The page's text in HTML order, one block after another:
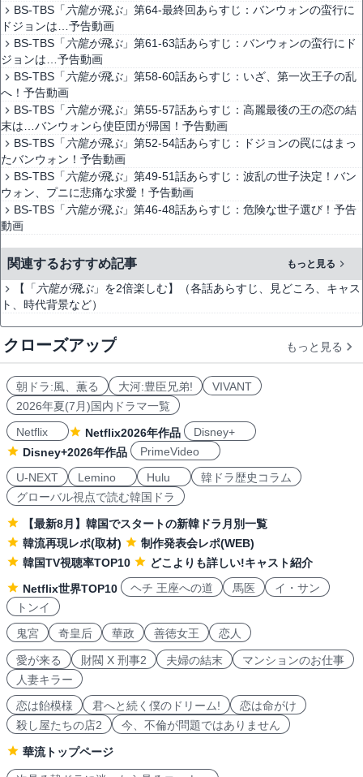
BS-TBS「 六龍が飛ぶ」第64-最終回あらすじ：バンウォンの蛮行に
ドジョンは…予告動画
BS-TBS「 六龍が飛ぶ」第61-63話あらすじ：バンウォンの蛮行にド
ジョンは…予告動画
BS-TBS「 六龍が飛ぶ」第58-60話あらすじ：いざ、第一次王子の乱
へ！予告動画
BS-TBS「 六龍が飛ぶ」第55-57話あらすじ：高麗最後の王の恋の結
末は…バンウォンら使臣団が帰国！予告動画
BS-TBS「 六龍が飛ぶ」第52-54話あらすじ：ドジョンの罠にはまっ
たバンウォン！予告動画
BS-TBS「 六龍が飛ぶ」第49-51話あらすじ：波乱の世子決定！バン
ウォン、プニに悲痛な求愛！予告動画
BS-TBS「 六龍が飛ぶ」第46-48話あらすじ：危険な世子選び！予告
動画
関連するおすすめ記事 もっと見る
【「 六龍が飛ぶ」を2倍楽しむ】（各話あらすじ、見どころ、キャス
ト、時代背景など）
クローズアップ もっと見る
朝ドラ:風、薫る 大河:豊臣兄弟!
VIVANT
2026年夏(7月)国内ドラマ一覧
Netflix
Netflix2026年作品
Disney+
Disney+2026年作品
PrimeVideo
U-NEXT
Lemino Hulu
韓ドラ歴史コラム
グローバル視点で読む韓国ドラ
【最新8月】韓国でスタートの新韓ドラ月別一覧
韓流再現レポ(取材)
制作発表会レポ(WEB)
韓国TV視聴率TOP10
どこよりも詳しい!キャスト紹介
Netflix世界TOP10
ヘチ 王座への道 馬医
イ・サン
トンイ
鬼宮
奇皇后 華政 善徳女王 恋人
愛が来る 財閥 X 刑事2 夫婦の結末
マンションのお仕事
人妻キラー
恋は飴模様
君へと続く僕のドリーム!
恋は命がけ
殺し屋たちの店2
今、不倫が問題ではありません
華流トップページ